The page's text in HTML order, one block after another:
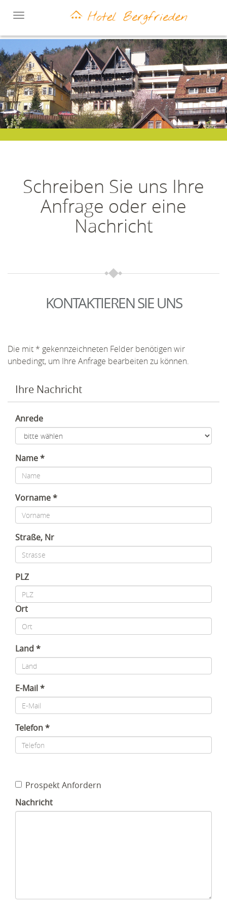
Toggle
Schreiben Sie uns Ihre
Anfrage oder eine
Nachricht
KONTAKTIEREN SIE UNS
Die mit * gekennzeichneten Felder benötigen wir
unbedingt, um Ihre Anfrage bearbeiten zu können.
Ihre Nachricht
Anrede
Name
Vorname
Straße, Nr
PLZ
Ort
Land
E-Mail
Telefon
Prospekt Anfordern
Nachricht